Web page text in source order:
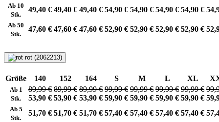
Ab 10
Stk.
49,40 € 49,40 € 49,40 € 54,90 € 54,90 € 54,90 € 54,90 €
Ab 50
Stk.
47,60 € 47,60 € 47,60 € 52,90 € 52,90 € 52,90 € 52,90 €
rot (2062213)
Größe 140 152 164 S M L XL
Ab 1
Stk.
89,99 €
53,90 €
89,99 €
53,90 €
89,99 €
53,90 €
99,99 €
59,90 €
99,99 €
59,90 €
99,99 €
59,90 €
99,99 €
59,90 €
Ab 5
Stk.
51,70 € 51,70 € 51,70 € 57,40 € 57,40 € 57,40 € 57,40 €